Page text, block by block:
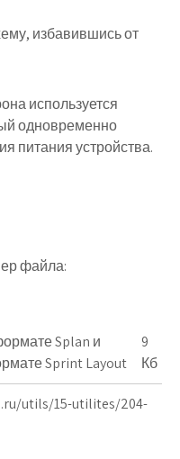
избавившись от
используется
одновременно
питания устройства.
файла:
Splan и
Sprint Layout
9
Кб
utils/15-utilites/204-